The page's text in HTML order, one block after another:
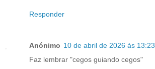
Responder
Anónimo 10 de abril de 2026 às 13:23
Faz lembrar "cegos guiando cegos"